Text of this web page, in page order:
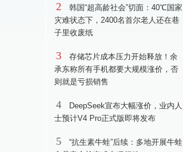
2
韩国“超高龄社会”切面：40℃国家
灾难状态下，2400名首尔老人还在巷
子里收废纸
3
存储芯片成本压力开始释放！余
承东称所有手机都要大规模涨价，否
则就是亏损销售
4
DeepSeek宣布大幅涨价，业内人
士预计V4 Pro正式版即将发布
5
“抗生素牛蛙”后续：多地开展牛蛙